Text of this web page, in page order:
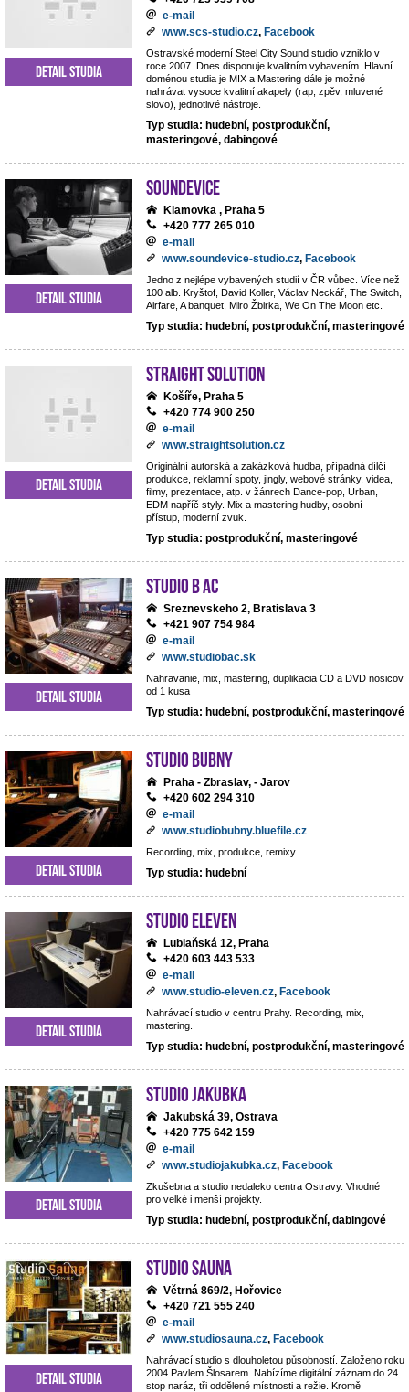
e-mail
www.scs-studio.cz, Facebook
Ostravské moderní Steel City Sound studio vzniklo v
roce 2007. Dnes disponuje kvalitním vybavením. Hlavní
doménou studia je MIX a Mastering dále je možné
nahrávat vysoce kvalitní akapely (rap, zpěv, mluvené
slovo), jednotlivé nástroje.
Typ studia: hudební, postprodukční,
masteringové, dabingové
Detail studia
Soundevice
Klamovka , Praha 5
+420 777 265 010
e-mail
www.soundevice-studio.cz, Facebook
Jedno z nejlépe vybavených studií v ČR vůbec. Více než
100 alb. Kryštof, David Koller, Václav Neckář, The Switch,
Airfare, A banquet, Miro Žbirka, We On The Moon etc.
Typ studia: hudební, postprodukční, masteringové
Detail studia
Straight Solution
Košíře, Praha 5
+420 774 900 250
e-mail
www.straightsolution.cz
Originální autorská a zakázková hudba, případná dílčí
produkce, reklamní spoty, jingly, webové stránky, videa,
filmy, prezentace, atp. v žánrech Dance-pop, Urban,
EDM napříč styly. Mix a mastering hudby, osobní
přístup, moderní zvuk.
Typ studia: postprodukční, masteringové
Detail studia
Studio B AC
Sreznevskeho 2, Bratislava 3
+421 907 754 984
e-mail
www.studiobac.sk
Nahravanie, mix, mastering, duplikacia CD a DVD nosicov
od 1 kusa
Typ studia: hudební, postprodukční, masteringové
Detail studia
Studio BUBNY
Praha - Zbraslav, - Jarov
+420 602 294 310
e-mail
www.studiobubny.bluefile.cz
Recording, mix, produkce, remixy ....
Typ studia: hudební
Detail studia
Studio Eleven
Lublaňská 12, Praha
+420 603 443 533
e-mail
www.studio-eleven.cz, Facebook
Nahrávací studio v centru Prahy. Recording, mix,
mastering.
Typ studia: hudební, postprodukční, masteringové
Detail studia
Studio Jakubka
Jakubská 39, Ostrava
+420 775 642 159
e-mail
www.studiojakubka.cz, Facebook
Zkušebna a studio nedaleko centra Ostravy. Vhodné
pro velké i menší projekty.
Typ studia: hudební, postprodukční, dabingové
Detail studia
Studio Sauna
Větrná 869/2, Hořovice
+420 721 555 240
e-mail
www.studiosauna.cz, Facebook
Nahrávací studio s dlouholetou působností. Založeno roku
2004 Pavlem Šlosarem. Nabízíme digitální záznam do 24
stop naráz, tři oddělené místnosti a režie. Kromě
Detail studia